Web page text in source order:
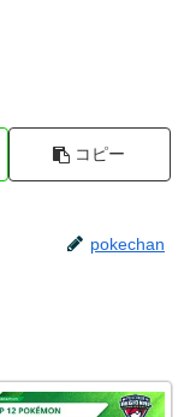
コピー
pokechan